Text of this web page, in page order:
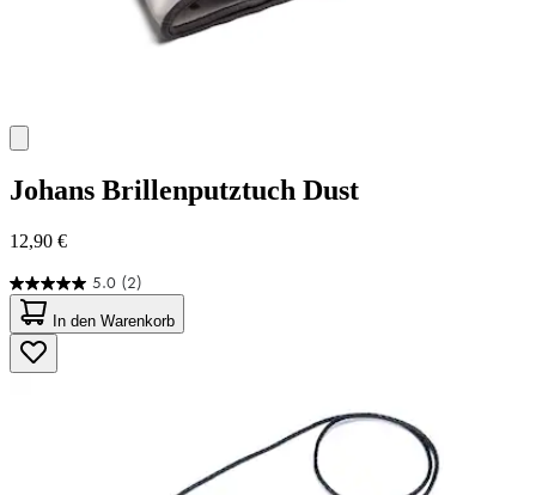
Johans Brillenputztuch Dust
12,90 €
5.0 (2)
5.0
von
5
Sternen.
2
In den Warenkorb